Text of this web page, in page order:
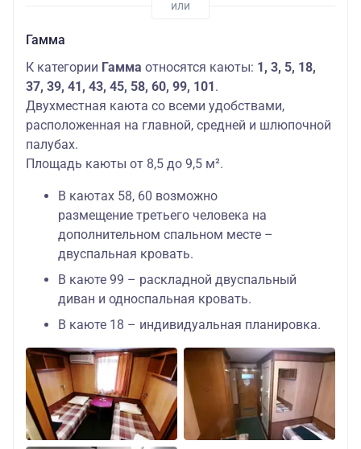
Гамма
К категории Гамма относятся каюты: 1, 3, 5, 18,
37, 39, 41, 43, 45, 58, 60, 99, 101 .
Двухместная каюта со всеми удобствами,
расположенная на главной, средней и шлюпочной
палубах.
Площадь каюты от 8,5 до 9,5 м².
В каютах 58, 60 возможно
размещение третьего человека на
дополнительном спальном месте –
двуспальная кровать.
В каюте 99 – раскладной двуспальный
диван и односпальная кровать.
В каюте 18 – индивидуальная планировка.